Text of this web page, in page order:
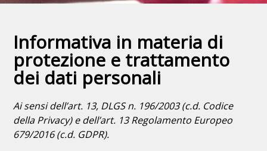
Informativa in materia di
protezione e trattamento
dei dati personali
Ai sensi dell’art. 13, DLGS n. 196/2003 (c.d. Codice
della Privacy) e dell’art. 13 Regolamento Europeo
679/2016 (c.d. GDPR).